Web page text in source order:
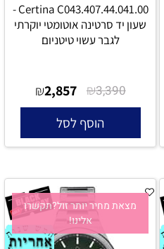
Certina C043.407.44.041.00 -
שעון יד סרטינה אוטומטי יוקרתי
לגבר עשוי טיטניום
₪3,390
₪2,857
הוסף לסל
מצאת מחיר יותר זול?תקשרו
אלינו!